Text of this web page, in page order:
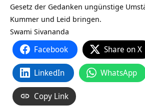
Gesetz der Gedanken ungünstige
Kummer und Leid bringen.
Swami Sivananda
Facebook Share on X
LinkedIn WhatsApp
Copy Link